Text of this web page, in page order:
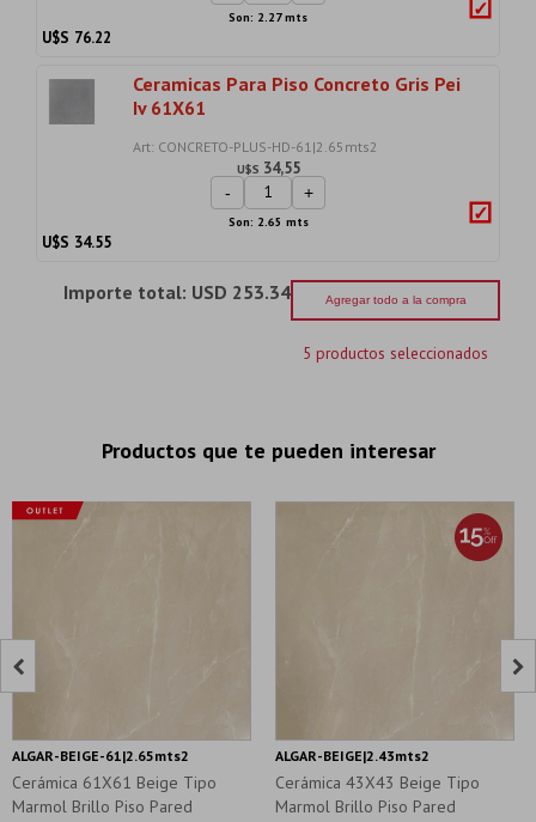
Son: 2.27 mts
U$S 76.22
Ceramicas Para Piso Concreto Gris Pei
Iv 61X61
Art: CONCRETO-PLUS-HD-61|2.65mts2
U$S 34,55
- +
Son: 2.65 mts
U$S 34.55
Importe total: USD 253.34 Agregar todo a la compra
5 productos seleccionados
Productos que te pueden interesar
Cerámica 61X61 Beige Tipo
Marmol Brillo Piso Pared
ALGAR-BEIGE-61|2.65mts2
Cerámica 43X43 Beige Tipo
Marmol Brillo Piso Pared
ALGAR-BEIGE|2.43mts2
 